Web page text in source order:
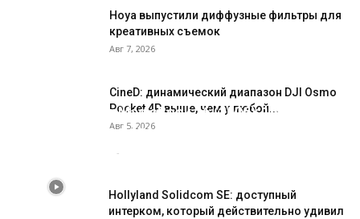
Hoya выпустили диффузные фильтры для
креативных съемок
Авг 7, 2026
CineD: динамический диапазон DJI Osmo
Pocket 4P выше, чем у любой...
Авг 5, 2026
Обзор Honor MagicBook 16 (2026): 16
дюймов для фото и видео
-
Hollyland Solidcom SE: доступный
интерком, который действительно удивил